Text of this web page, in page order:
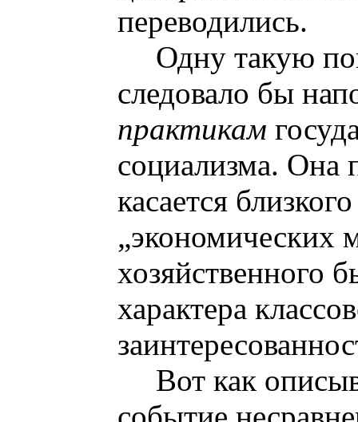
переводились.
Одну такую
следовало бы
практикам
социализма. Она
касается
„экономических
хозяйственного
характера
Вот как